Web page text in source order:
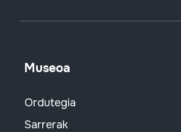
Museoa
Ordutegia
Sarrerak